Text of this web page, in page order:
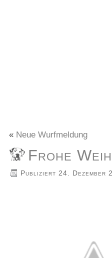
« Neue Wurfmeldung
Frohe
Publiziert 24. Dezember